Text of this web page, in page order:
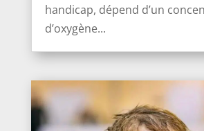
handicap, dépend d’un
d’oxygène...